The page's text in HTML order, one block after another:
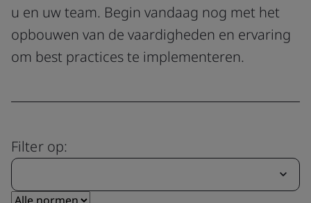
u en uw team. Begin vandaag nog met het
opbouwen van de vaardigheden en ervaring
om best practices te implementeren.
Filter op: